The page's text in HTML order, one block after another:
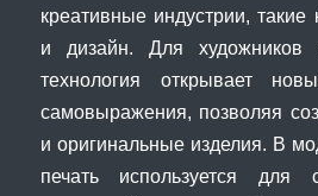
креативные индустрии, такие
и дизайн. Для художников
технология открывает
самовыражения, позволяя
и оригинальные изделия. В
печать используется для